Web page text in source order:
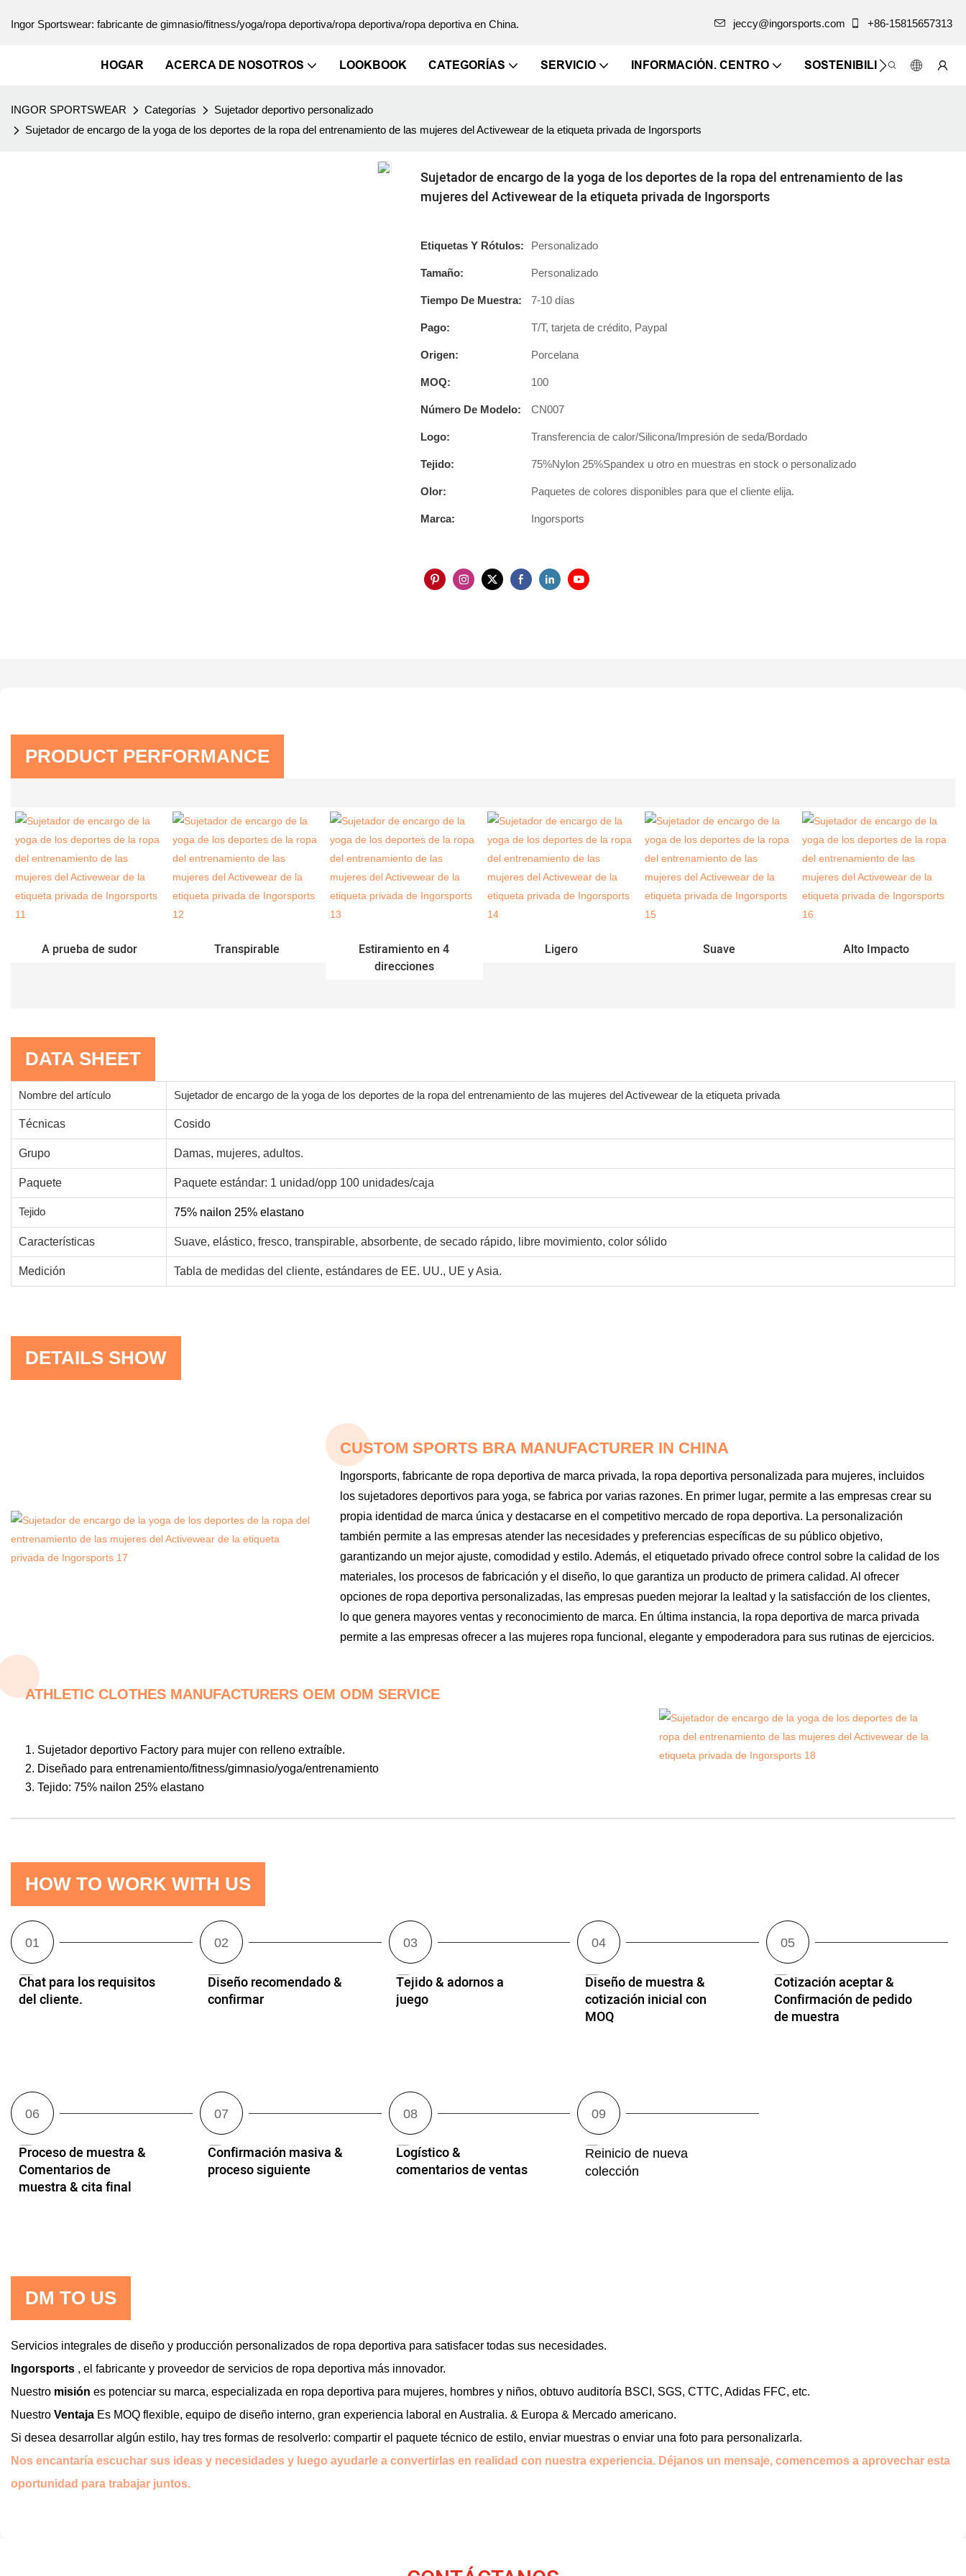
Ingor Sportswear: fabricante de gimnasio/fitness/yoga/ropa deportiva/ropa deportiva/ropa deportiva en China. jeccy@ingorsports.com +86-15815657313
HOGAR ACERCA DE NOSOTROS LOOKBOOK CATEGORÍAS SERVICIO INFORMACIÓN. CENTRO SOSTENIBILIDAD
INGOR SPORTSWEAR Categorías
Sujetador deportivo personalizado
Sujetador de encargo de la yoga de los deportes de la ropa del entrenamiento de las mujeres del Activewear de la etiqueta privada de Ingorsports
Sujetador de encargo de la yoga de los deportes de la ropa del entrenamiento de las
mujeres del Activewear de la etiqueta privada de Ingorsports
Etiquetas Y Rótulos: Personalizado
Tamaño: Personalizado
Tiempo De Muestra: 7-10 días
Pago: T/T, tarjeta de crédito, Paypal
Origen: Porcelana
MOQ: 100
Número De Modelo: CN007
Logo: Transferencia de calor/Silicona/Impresión de seda/Bordado
Tejido: 75%Nylon 25%Spandex u otro en muestras en stock o personalizado
Olor: Paquetes de colores disponibles para que el cliente elija.
Marca: Ingorsports
PRODUCT PERFORMANCE
A prueba de sudor Transpirable
Estiramiento en 4
direcciones
Ligero Suave Alto Impacto
DATA SHEET
Nombre del artículo Sujetador de encargo de la yoga de los deportes de la ropa del entrenamiento de las mujeres del Activewear de la etiqueta privada
Técnicas Cosido
Grupo Damas, mujeres, adultos.
Paquete Paquete estándar: 1 unidad/opp 100 unidades/caja
Tejido 75% nailon 25% elastano
Características Suave, elástico, fresco, transpirable, absorbente, de secado rápido, libre movimiento, color sólido
Medición Tabla de medidas del cliente, estándares de EE. UU., UE y Asia.
DETAILS SHOW
CUSTOM SPORTS BRA MANUFACTURER IN CHINA
Ingorsports, fabricante de ropa deportiva de marca privada, la ropa deportiva personalizada para mujeres, incluidos
los sujetadores deportivos para yoga, se fabrica por varias razones. En primer lugar, permite a las empresas crear su
propia identidad de marca única y destacarse en el competitivo mercado de ropa deportiva. La personalización
también permite a las empresas atender las necesidades y preferencias específicas de su público objetivo,
garantizando un mejor ajuste, comodidad y estilo. Además, el etiquetado privado ofrece control sobre la calidad de los
materiales, los procesos de fabricación y el diseño, lo que garantiza un producto de primera calidad. Al ofrecer
opciones de ropa deportiva personalizadas, las empresas pueden mejorar la lealtad y la satisfacción de los clientes,
lo que genera mayores ventas y reconocimiento de marca. En última instancia, la ropa deportiva de marca privada
permite a las empresas ofrecer a las mujeres ropa funcional, elegante y empoderadora para sus rutinas de ejercicios.
ATHLETIC CLOTHES MANUFACTURERS OEM ODM SERVICE
1. Sujetador deportivo Factory para mujer con relleno extraíble.
2. Diseñado para entrenamiento/fitness/gimnasio/yoga/entrenamiento
3. Tejido: 75% nailon 25% elastano
HOW TO WORK WITH US
Chat para los requisitos
del cliente.
Diseño recomendado &
confirmar
Tejido & adornos a
juego
Diseño de muestra &
cotización inicial con
MOQ
Cotización aceptar &
Confirmación de pedido
de muestra
Proceso de muestra &
Comentarios de
muestra & cita final
Confirmación masiva &
proceso siguiente
Logístico &
comentarios de ventas
Reinicio de nueva
colección
DM TO US
Servicios integrales de diseño y producción personalizados de ropa deportiva para satisfacer todas sus necesidades.
Ingorsports , el fabricante y proveedor de servicios de ropa deportiva más innovador.
Nuestro misión es potenciar su marca, especializada en ropa deportiva para mujeres, hombres y niños, obtuvo auditoría BSCI, SGS, CTTC, Adidas FFC, etc.
Nuestro Ventaja Es MOQ flexible, equipo de diseño interno, gran experiencia laboral en Australia. & Europa & Mercado americano.
Si desea desarrollar algún estilo, hay tres formas de resolverlo: compartir el paquete técnico de estilo, enviar muestras o enviar una foto para personalizarla.
Nos encantaría escuchar sus ideas y necesidades y luego ayudarle a convertirlas en realidad con nuestra experiencia. Déjanos un mensaje, comencemos a aprovechar esta
oportunidad para trabajar juntos.